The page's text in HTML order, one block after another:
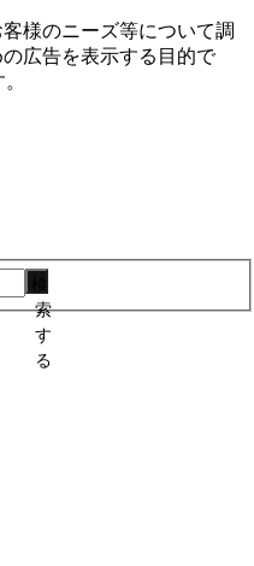
様のニーズ等について調
広告を表⽰する⽬的で
索
す
る